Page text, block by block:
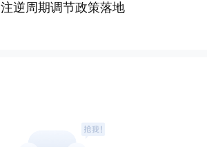
注逆周期调节政策落地